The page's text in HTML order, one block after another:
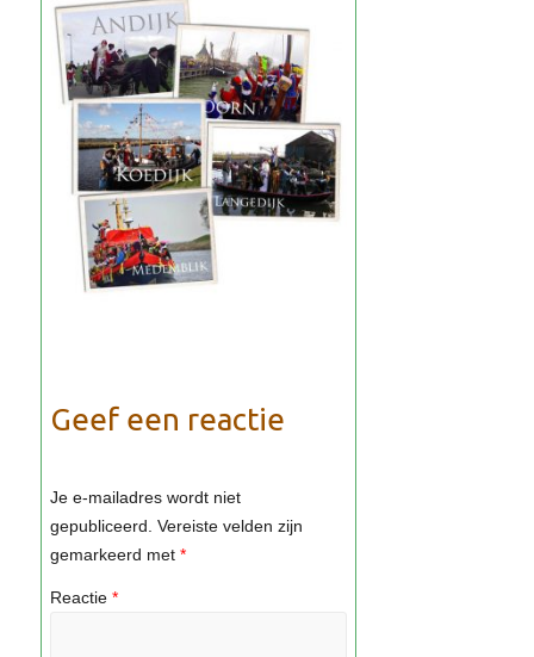
Geef een reactie
Je e-mailadres wordt niet
gepubliceerd. Vereiste velden zijn
gemarkeerd met *
Reactie *